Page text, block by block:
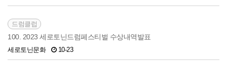
드럼클럽
100. 2023 세로토닌드럼페스티벌 수상내역발표
세로토닌문화 10-23